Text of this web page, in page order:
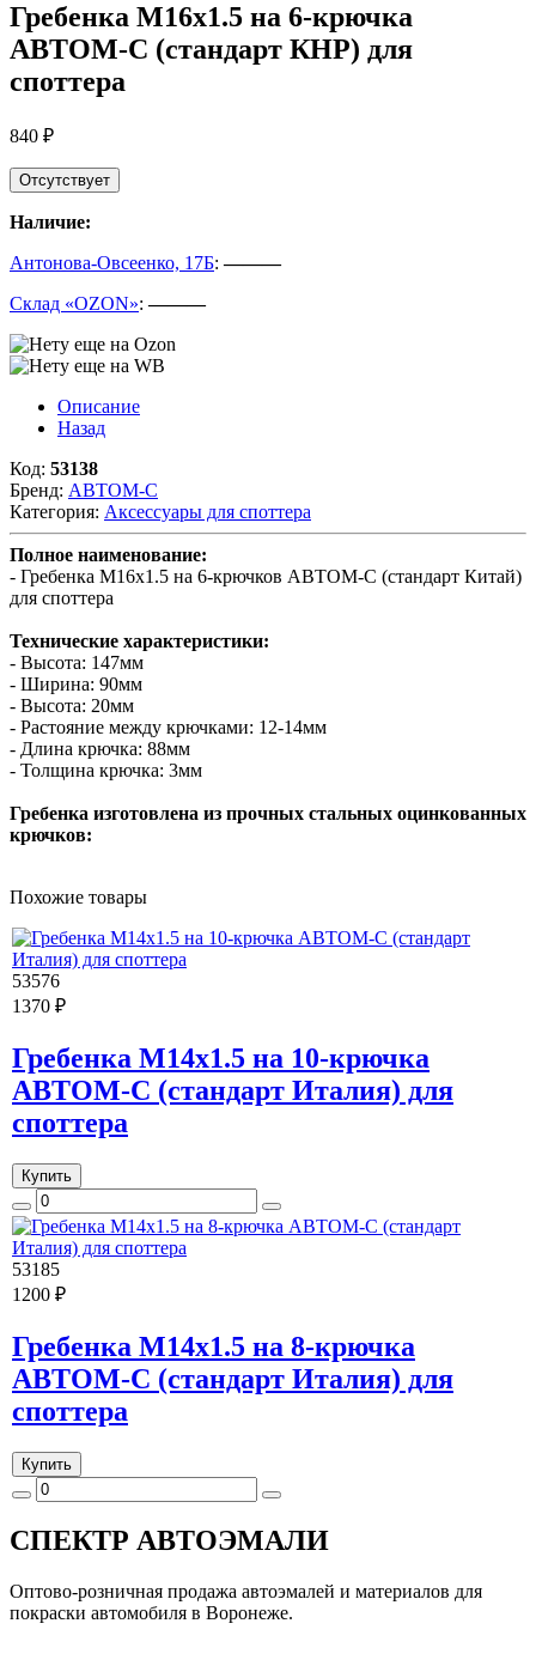
Гребенка М16х1.5 на 6-крючка
АВТОМ-С (стандарт КНР) для
споттера
840 ₽
Отсутствует
Наличие:
Антонова-Овсеенко, 17Б:———
Склад «OZON»:———
Описание
Назад
Код: 53138
Бренд: АВТОМ-С
Категория: Аксессуары для споттера
Полное наименование:
- Гребенка М16х1.5 на 6-крючков АВТОМ-С (стандарт Китай)
для споттера
Технические характеристики:
- Высота: 147мм
- Ширина: 90мм
- Высота: 20мм
- Растояние между крючками: 12-14мм
- Длина крючка: 88мм
- Толщина крючка: 3мм
Гребенка изготовлена из прочных стальных оцинкованных
крючков:
Похожие товары
53576
1370 ₽
Гребенка М14х1.5 на 10-крючка
АВТОМ-С (стандарт Италия) для
споттера
Купить
53185
1200 ₽
Гребенка М14х1.5 на 8-крючка
АВТОМ-С (стандарт Италия) для
споттера
Купить
СПЕКТР АВТОЭМАЛИ
Оптово-розничная продажа автоэмалей и материалов для
покраски автомобиля в Воронеже.